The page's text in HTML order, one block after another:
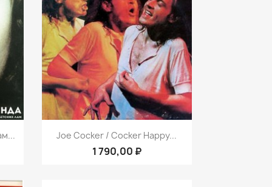
Быстрый просмотр
Joe Cocker ‎/ Cocker Happy...
1 790,00 ₽